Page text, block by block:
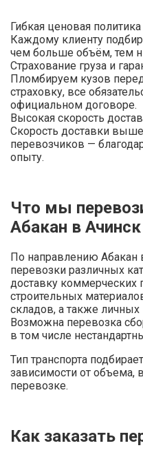
Гибкая ценовая политика
Каждому клиенту
чем больше объём, тем
Страхование груза и
Пломбируем кузов
страховку, все
официальном договоре.
Высокая скорость
Скорость доставки
перевозчиков —
опыту.
Что мы
Абакан в Ачинск
По направлению Абакан
перевозки различных
доставку коммерческих
строительных
складов, а также
Возможна перевозка
в том числе
Тип транспорта
зависимости от объема,
перевозке.
Как заказать